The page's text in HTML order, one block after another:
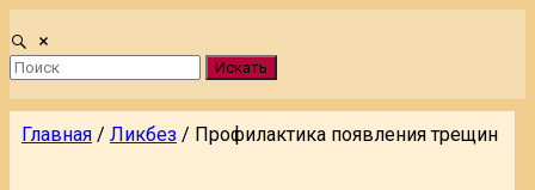
Искать
Главная / Ликбез / Профилактика появления трещин